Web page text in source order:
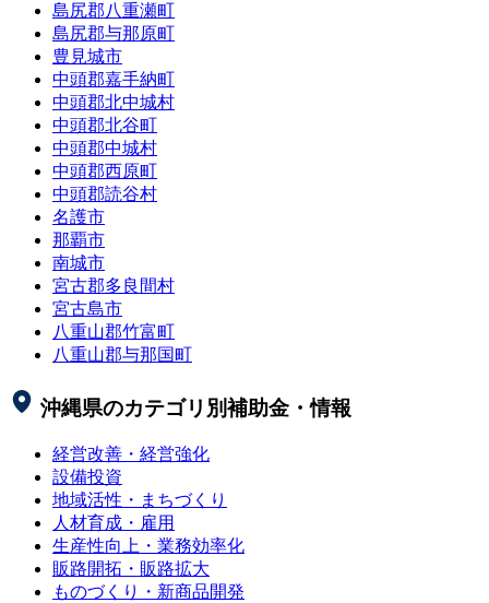
島尻郡八重瀬町
島尻郡与那原町
豊見城市
中頭郡嘉手納町
中頭郡北中城村
中頭郡北谷町
中頭郡中城村
中頭郡西原町
中頭郡読谷村
名護市
那覇市
南城市
宮古郡多良間村
宮古島市
八重山郡竹富町
八重山郡与那国町
沖縄県のカテゴリ別補助金・情報
経営改善・経営強化
設備投資
地域活性・まちづくり
人材育成・雇用
生産性向上・業務効率化
販路開拓・販路拡大
ものづくり・新商品開発